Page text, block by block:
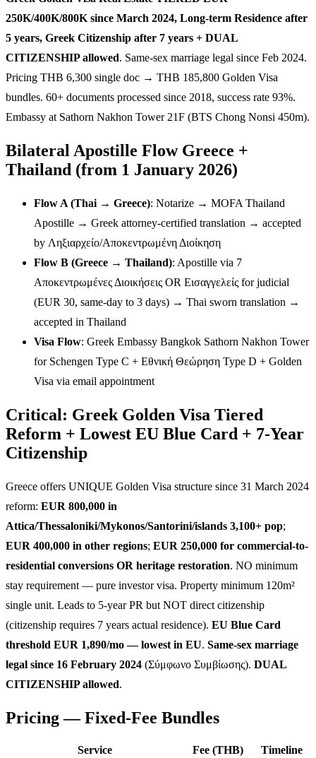
250K/400K/800K since March 2024, Long-term Residence after
5 years, Greek Citizenship after 7 years + DUAL
CITIZENSHIP allowed. Same-sex marriage legal since Feb 2024.
Pricing THB 6,300 single doc → THB 185,800 Golden Visa
bundles. 60+ documents processed since 2018, success rate 93%.
Embassy at Sathorn Nakhon Tower 21F (BTS Chong Nonsi 450m).
Bilateral Apostille Flow Greece +
Thailand (from 1 January 2026)
Flow A (Thai → Greece): Notarize → MOFA Thailand
Apostille → Greek attorney-certified translation → accepted
by Ληξιαρχείο/Αποκεντρωμένη Διοίκηση
Flow B (Greece → Thailand): Apostille via 7
Αποκεντρωμένες Διοικήσεις OR Εισαγγελείς for judicial
(EUR 30, same-day to 3 days) → Thai sworn translation →
accepted in Thailand
Visa Flow: Greek Embassy Bangkok Sathorn Nakhon Tower
for Schengen Type C + Εθνική Θεώρηση Type D + Golden
Visa via email appointment
Critical: Greek Golden Visa Tiered
Reform + Lowest EU Blue Card + 7-Year
Citizenship
Greece offers UNIQUE Golden Visa structure since 31 March 2024
reform: EUR 800,000 in
Attica/Thessaloniki/Mykonos/Santorini/islands 3,100+ pop;
EUR 400,000 in other regions; EUR 250,000 for commercial-to-
residential conversions OR heritage restoration. NO minimum
stay requirement — pure investor visa. Property minimum 120m²
single unit. Leads to 5-year PR but NOT direct citizenship
(citizenship requires 7 years actual residence). EU Blue Card
threshold EUR 1,890/mo — lowest in EU. Same-sex marriage
legal since 16 February 2024 (Σύμφωνο Συμβίωσης). DUAL
CITIZENSHIP allowed.
Pricing — Fixed-Fee Bundles
Service Fee (THB)
Timeline